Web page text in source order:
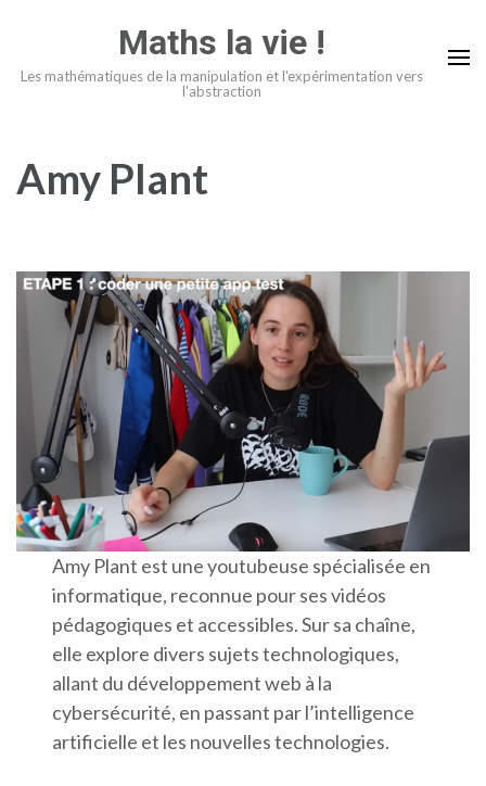
contenu
Maths la vie !
Les mathématiques de la manipulation et l'expérimentation vers
l'abstraction
Amy Plant
Amy Plant est une youtubeuse spécialisée en
informatique, reconnue pour ses vidéos
pédagogiques et accessibles. Sur sa chaîne,
elle explore divers sujets technologiques,
allant du développement web à la
cybersécurité, en passant par l’intelligence
artificielle et les nouvelles technologies.